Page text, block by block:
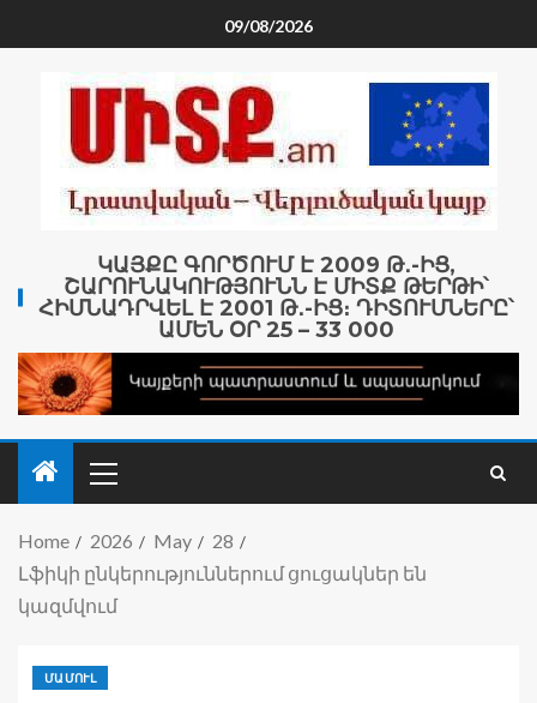
09/08/2026
ԿԱՅՔԸ ԳՈՐԾՈՒՄ Է 2009 Թ․-ԻՑ,
ՇԱՐՈՒՆԱԿՈՒԹՅՈՒՆՆ Է ՄԻՏՔ ԹԵՐԹԻ՝
ՀԻՄՆԱԴՐՎԵԼ Է 2001 Թ․-ԻՑ։ ԴԻՏՈՒՄՆԵՐԸ՝
ԱՄԵՆ ՕՐ 25 – 33 000
Home 2026 May
28
Լֆիկի ընկերություններում ցուցակներ են
կազմվում
ՄԱՄՈՒԼ